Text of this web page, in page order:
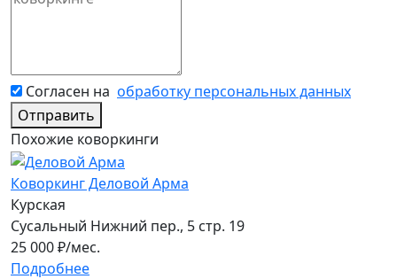
Согласен на обработку персональных данных
Отправить
Похожие коворкинги
Коворкинг Деловой Арма
Курская
Сусальный Нижний пер., 5 стр. 19
25 000₽/мес.
Подробнее